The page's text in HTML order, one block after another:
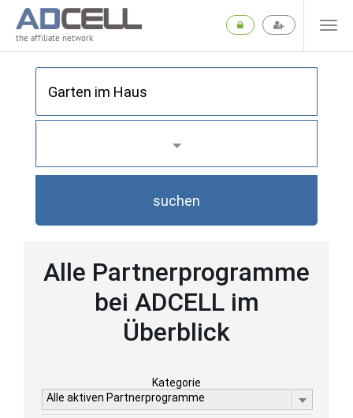
the affiliate network
suchen
Alle Partnerprogramme
bei ADCELL im
Überblick
Kategorie
Alle aktiven Partnerprogramme